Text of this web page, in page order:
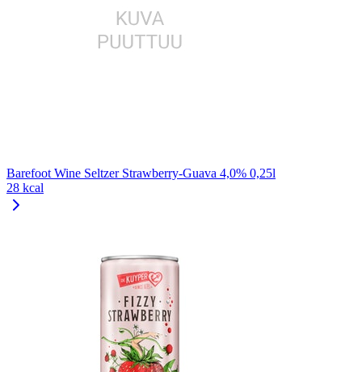
Barefoot Wine Seltzer Strawberry-Guava 4,0% 0,25l
28 kcal